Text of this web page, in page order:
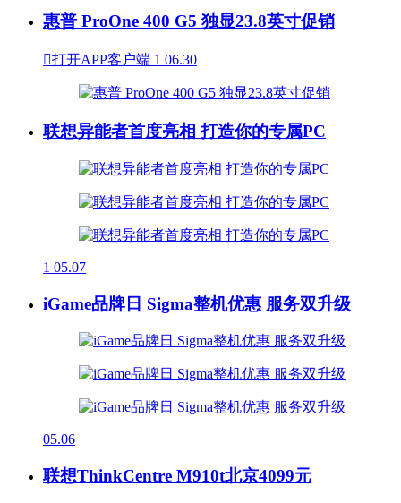
惠普 ProOne 400 G5 独显23.8英寸促销
打开APP客户端 1 06.30
联想异能者首度亮相 打造你的专属PC
1 05.07
iGame品牌日 Sigma整机优惠 服务双升级
05.06
联想ThinkCentre M910t北京4099元